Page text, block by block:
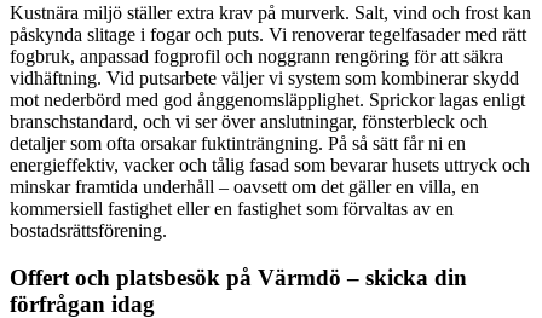
Kustnära miljö ställer extra krav på murverk. Salt, vind och frost kan
påskynda slitage i fogar och puts. Vi renoverar tegelfasader med rätt
fogbruk, anpassad fogprofil och noggrann rengöring för att säkra
vidhäftning. Vid putsarbete väljer vi system som kombinerar skydd
mot nederbörd med god ånggenomsläpplighet. Sprickor lagas enligt
branschstandard, och vi ser över anslutningar, fönsterbleck och
detaljer som ofta orsakar fuktinträngning. På så sätt får ni en
energieffektiv, vacker och tålig fasad som bevarar husets uttryck och
minskar framtida underhåll – oavsett om det gäller en villa, en
kommersiell fastighet eller en fastighet som förvaltas av en
bostadsrättsförening.
Offert och platsbesök på Värmdö – skicka din
förfrågan idag